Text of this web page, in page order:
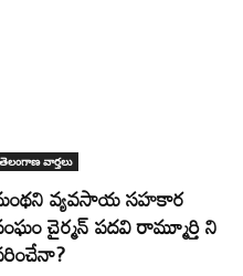
తెలంగాణ వార్తలు
వ్యవసాయ సహకార
చైర్మన్ పదవి రామ్మూర్తి ని